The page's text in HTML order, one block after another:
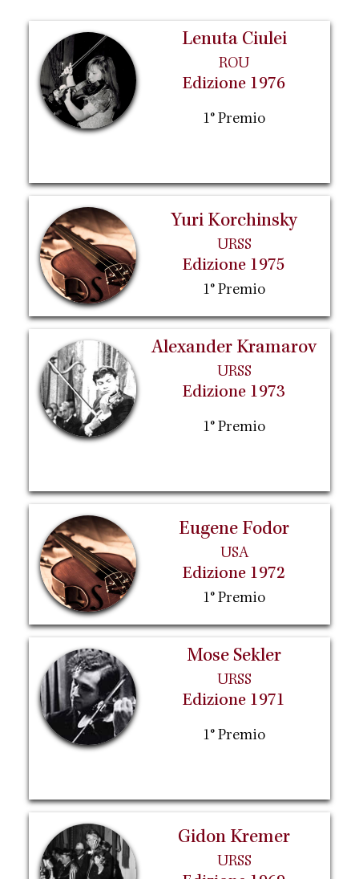
Lenuta Ciulei
ROU
Edizione 1976
1° Premio
Yuri Korchinsky
URSS
Edizione 1975
1° Premio
Alexander Kramarov
URSS
Edizione 1973
1° Premio
Eugene Fodor
USA
Edizione 1972
1° Premio
Mose Sekler
URSS
Edizione 1971
1° Premio
Gidon Kremer
URSS